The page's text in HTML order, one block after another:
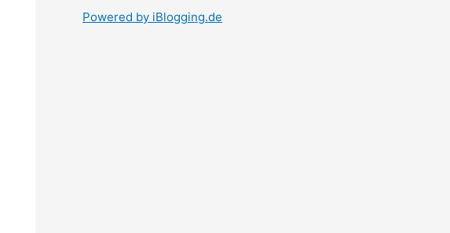
Powered by iBlogging.de